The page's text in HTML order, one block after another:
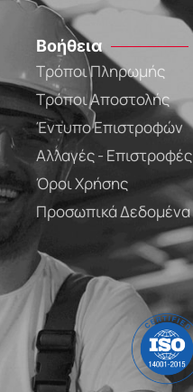
Βοήθεια
Τρόποι Πληρωμής
Τρόποι Αποστολής
Έντυπο Επιστροφών
Αλλαγές - Επιστροφές
Όροι Χρήσης
Προσωπικά Δεδομένα